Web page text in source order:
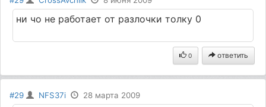
ни чо не работает от разлочки толку 0
0 ответить
#29 NFS37i 28 марта 2009